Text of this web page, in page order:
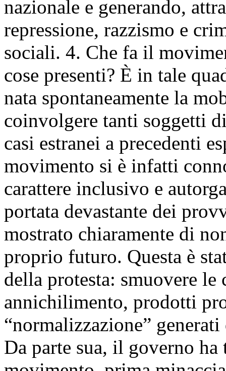
nazionale e generando,
repressione, razzismo e
sociali. 4. Che fa il
cose presenti? È in tale
nata spontaneamente la
coinvolgere tanti soggetti
casi estranei a precedenti
movimento si è infatti
carattere inclusivo e
portata devastante dei
mostrato chiaramente di
proprio futuro. Questa è
della protesta: smuovere
annichilimento, prodotti
“normalizzazione”
Da parte sua, il governo